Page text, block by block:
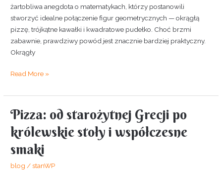
żartobliwa anegdota o matematykach, którzy postanowili
stworzyć idealne połączenie figur geometrycznych — okrągłą
pizzę, trójkątne kawałki i kwadratowe pudełko. Choć brzmi
zabawnie, prawdziwy powód jest znacznie bardziej praktyczny.
Okrągły
Read More »
Pizza: od starożytnej Grecji po
królewskie stoły i współczesne
smaki
blog /stanWP
Pizza:
starożytnej
Grecji
po
królewskie